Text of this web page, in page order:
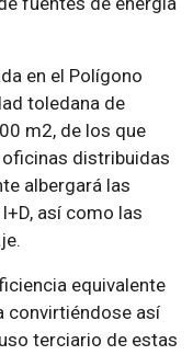
en el Polígono
toledana de
m2, de los que
distribuidas
albergará las
así como las
equivalente
convirtiéndose así
terciario de estas